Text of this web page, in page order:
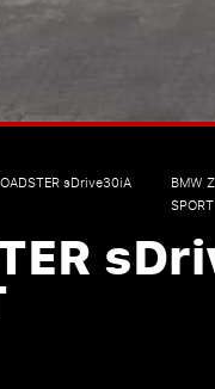
sDrive30iA
BMW
SPORT